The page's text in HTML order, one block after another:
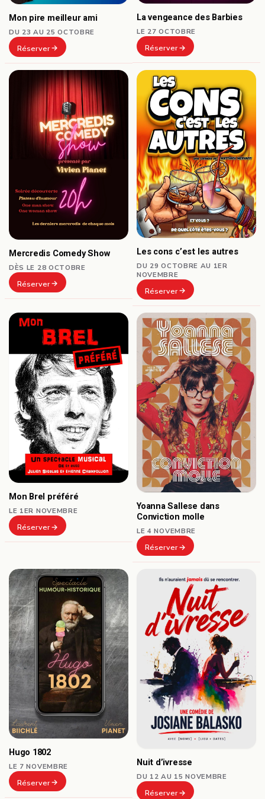
Mon pire meilleur ami
DU 23 AU 25 OCTOBRE
Réserver
La vengeance des Barbies
LE 27 OCTOBRE
Réserver
Mercredis Comedy Show
DÈS LE 28 OCTOBRE
Réserver
Les cons c’est les autres
DU 29 OCTOBRE AU 1ER
NOVEMBRE
Réserver
Mon Brel préféré
LE 1ER NOVEMBRE
Réserver
Yoanna Sallese dans
Conviction molle
LE 4 NOVEMBRE
Réserver
Hugo 1802
LE 7 NOVEMBRE
Réserver
Nuit d’ivresse
DU 12 AU 15 NOVEMBRE
Réserver